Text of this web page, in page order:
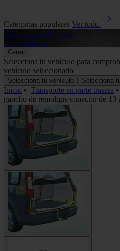
Categorías populares Ver todo
Alfombrillas de goma
Ver productos
Cerrar
Selecciona tu vehículo para
vehículo seleccionado
Selecciona tu vehículo Selecciona
Inicio • Transporte en parte trasera •
gancho de remolque conector de 13